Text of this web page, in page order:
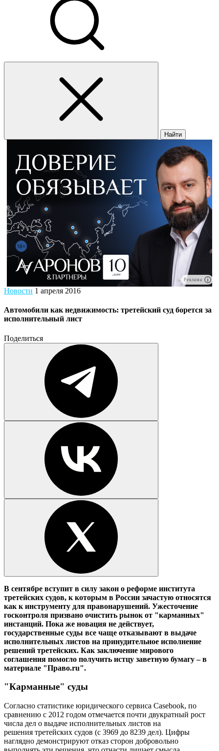
Найти
Реклама
Новости 1 апреля 2016
Автомобили как недвижимость: третейский суд борется за
исполнительный лист
Поделиться
В сентябре вступит в силу закон о реформе института
третейских судов, к которым в России зачастую относятся
как к инструменту для правонарушений. Ужесточение
госконтроля призвано очистить рынок от "карманных"
инстанций. Пока же новация не действует,
государственные суды все чаще отказывают в выдаче
исполнительных листов на принудительное исполнение
решений третейских. Как заключение мирового
соглашения помогло получить истцу заветную бумагу – в
материале "Право.ru".
"Карманные" суды
Согласно статистике юридического сервиса Casebook, по
сравнению с 2012 годом отмечается почти двукратный рост
числа дел о выдаче исполнительных листов на
решения третейских судов (с 3969 до 8239 дел). Цифры
наглядно демонстрируют отказ сторон добровольно